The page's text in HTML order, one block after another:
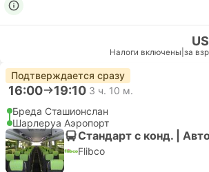
Налоги включены за
Подтверждается сразу
16:00 19:10 3 ч. 10 м.
Бреда Сташионслан
Шарлеруа Аэропорт
Стандарт с конд. |
Flibco